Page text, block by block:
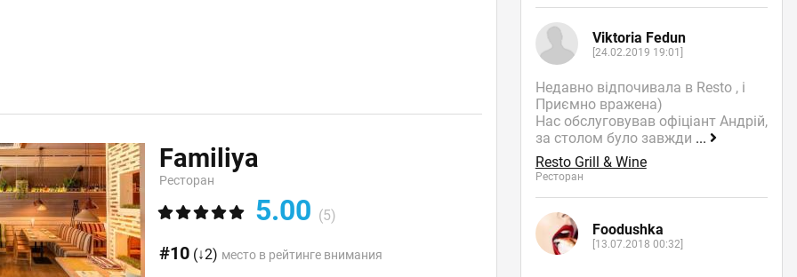
Familiya
Ресторан
5.00 (5)
#10 (↓2) место в рейтинге внимания
Viktoria Fedun
[24.02.2019 19:01]
Недавно відпочивала в Resto , і
Приємно вражена)
Нас обслуговував офіціант Андрій,
за столом було завжди ...
Resto Grill & Wine
Ресторан
Foodushka
[13.07.2018 00:32]